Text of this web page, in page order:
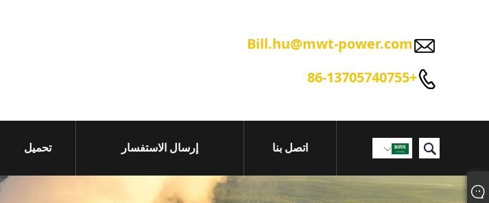

Bill.hu@mwt-power.com

+86-13705740755
  تحميل إرسال الاستفسار اتصل بنا